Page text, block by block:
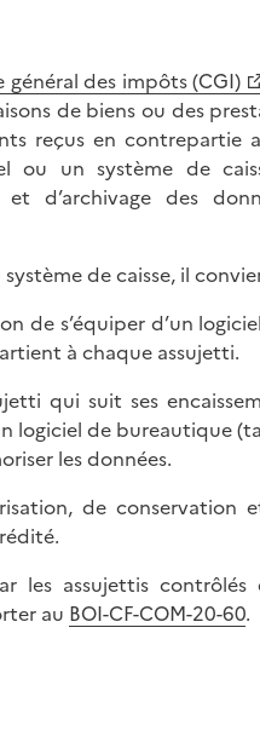
des impôts (CGI)
de biens ou des
reçus en contrepartie
ou un système de
et d’archivage des
de caisse, il
de s’équiper d’un
à chaque assujetti.
qui suit ses
logiciel de bureautique
les données.
de conservation
les assujettis
au BOI-CF-COM-20-60.